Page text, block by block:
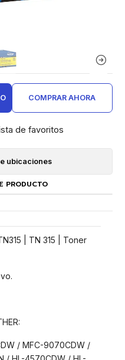
COMPRAR AHORA
de favoritos
ubicaciones
PRODUCTO
| TN 315 | Toner
/ MFC-9070CDW /